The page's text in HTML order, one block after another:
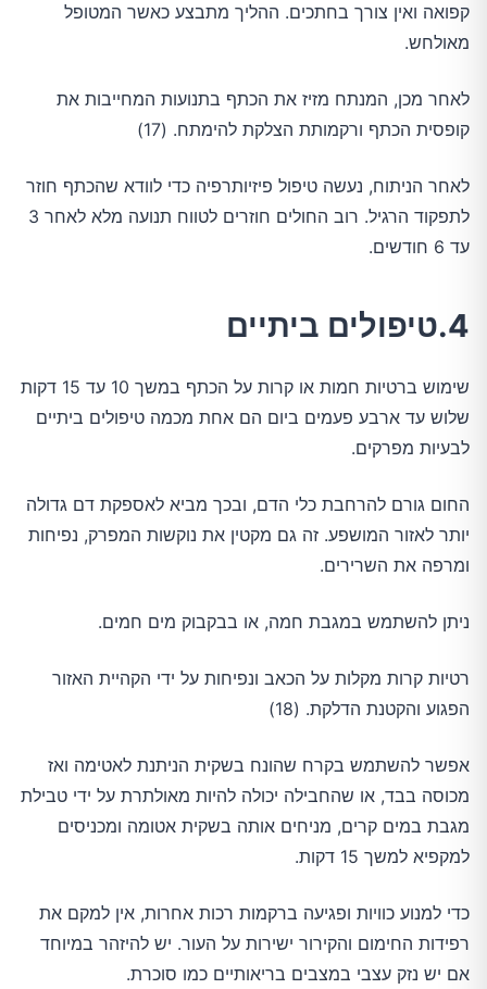
קפואה ואין צורך בחתכים. ההליך מתבצע כאשר המטופל
מאולחש.
לאחר מכן, המנתח מזיז את הכתף בתנועות המחייבות את
קופסית הכתף ורקמותת הצלקת להימתח. (17)
לאחר הניתוח, נעשה טיפול פיזיותרפיה כדי לוודא שהכתף חוזר
לתפקוד הרגיל. רוב החולים חוזרים לטווח תנועה מלא לאחר 3
עד 6 חודשים.
4.טיפולים ביתיים
שימוש ברטיות חמות או קרות על הכתף במשך 10 עד 15 דקות
שלוש עד ארבע פעמים ביום הם אחת מכמה טיפולים ביתיים
לבעיות מפרקים.
החום גורם להרחבת כלי הדם, ובכך מביא לאספקת דם גדולה
יותר לאזור המושפע. זה גם מקטין את נוקשות המפרק, נפיחות
ומרפה את השרירים.
ניתן להשתמש במגבת חמה, או בבקבוק מים חמים.
רטיות קרות מקלות על הכאב ונפיחות על ידי הקהיית האזור
הפגוע והקטנת הדלקת. (18)
אפשר להשתמש בקרח שהונח בשקית הניתנת לאטימה ואז
מכוסה בבד, או שהחבילה יכולה להיות מאולתרת על ידי טבילת
מגבת במים קרים, מניחים אותה בשקית אטומה ומכניסים
למקפיא למשך 15 דקות.
כדי למנוע כוויות ופגיעה ברקמות רכות אחרות, אין למקם את
רפידות החימום והקירור ישירות על העור. יש להיזהר במיוחד
אם יש נזק עצבי במצבים בריאותיים כמו סוכרת.